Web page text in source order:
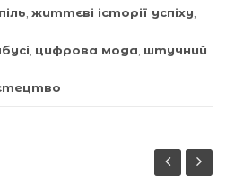
, життєві історії успіху,
, цифрова мода, штучний